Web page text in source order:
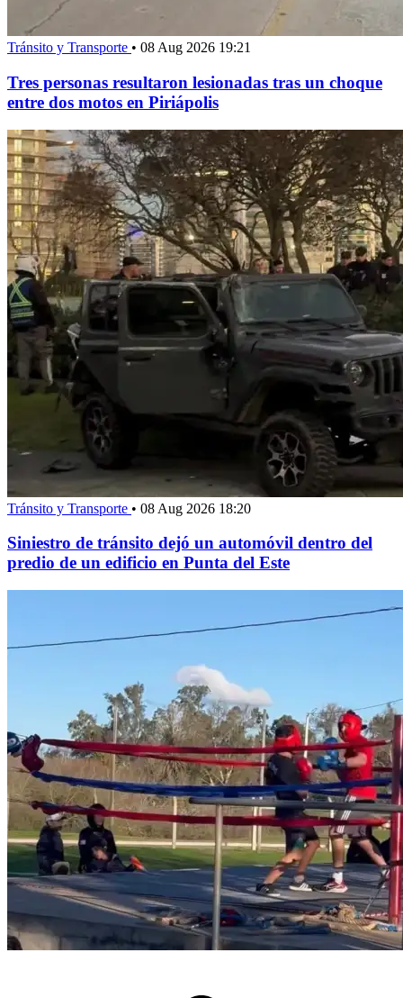
Tránsito y Transporte • 08 Aug 2026 19:21
Tres personas resultaron lesionadas tras un choque
entre dos motos en Piriápolis
Tránsito y Transporte • 08 Aug 2026 18:20
Siniestro de tránsito dejó un automóvil dentro del
predio de un edificio en Punta del Este